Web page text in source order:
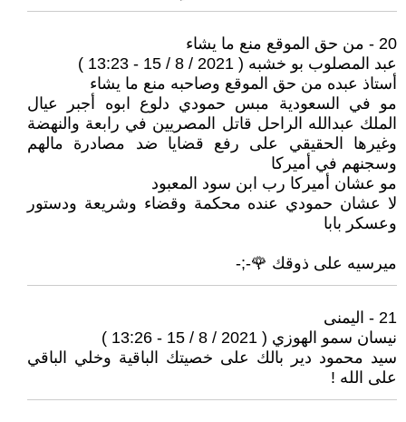
20 - من حق الموقع منع ما يشاء
عبد المصلوب بو خشبه ( 2021 / 8 / 15 - 13:23 )
أستاذ عبده من حق الموقع وصاحبه منع ما يشاء
مو في السعودية مبس حمودي دلوع ابوه أجبر عيال
الملك عبدالله الراحل قاتل المصريين في رابعة والنهضة
وغيرها الحقيقي على رفع قضايا ضد مصادرة مالهم
وسجنهم في أميركا
مو عشان أميركا رب ابن سود المعبود
لا عشان حمودي عنده محكمة وقضاء وشريعة ودستور
وعسكر بابا
ميرسيه على ذوقك 🌹-;-
21 - اليمنى
نيسان سمو الهوزي ( 2021 / 8 / 15 - 13:26 )
سيد محمود دير بالك على خصيتك الباقية وخلي الباقي
على الله !